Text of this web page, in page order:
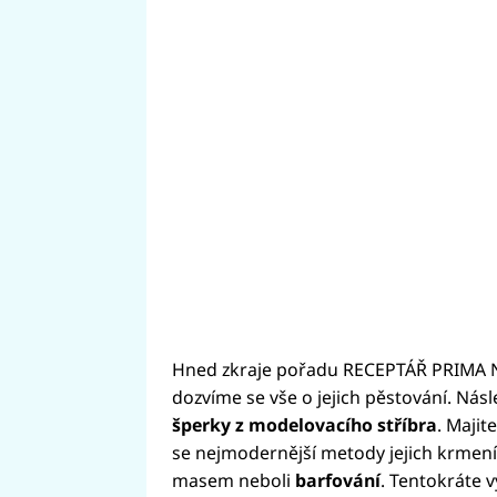
Hned zkraje pořadu RECEPTÁŘ
dozvíme se vše o jejich pěstování.
šperky z modelovacího stříbra.
se nejmodernější metody jejich
masem neboli barfování. Tentokráte